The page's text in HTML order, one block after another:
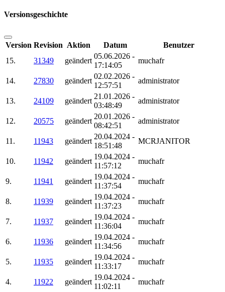
Versionsgeschichte
Version Revision Aktion Datum
Benutzer
15.
31349 geändert
05.06.2026 -
17:14:05
muchafr
14. 27830 geändert
02.02.2026 -
12:57:51
administrator
13. 24109 geändert
21.01.2026 -
03:48:49
administrator
12. 20575 geändert
20.01.2026 -
08:42:51
administrator
11. 11943 geändert
20.04.2024 -
18:51:48
MCRJANITOR
10. 11942 geändert
19.04.2024 -
11:57:12
muchafr
9. 11941 geändert
19.04.2024 -
11:37:54
muchafr
8. 11939 geändert
19.04.2024 -
11:37:23
muchafr
7. 11937 geändert
19.04.2024 -
11:36:04
muchafr
6. 11936 geändert
19.04.2024 -
11:34:56
muchafr
5. 11935 geändert
19.04.2024 -
11:33:17
muchafr
4. 11922 geändert
19.04.2024 -
11:02:11
muchafr